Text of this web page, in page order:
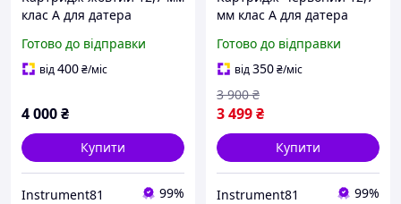
клас А для датера
ручного сольвента
Готово до відправки
від400₴/міс
4 000₴
Купити
Instrument81 99%
мм клас А для датера
ручного сольвента
Готово до відправки
від350₴/міс
3 499₴
3 900 ₴
Купити
Instrument81 99%